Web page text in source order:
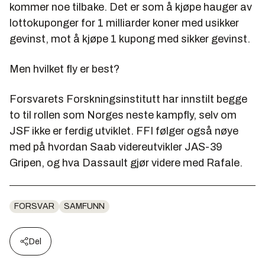
kommer noe tilbake. Det er som å kjøpe hauger av
lottokuponger for 1 milliarder koner med usikker
gevinst, mot å kjøpe 1 kupong med sikker gevinst.
Men hvilket fly er best?
Forsvarets Forskningsinstitutt har innstilt begge
to til rollen som Norges neste kampfly, selv om
JSF ikke er ferdig utviklet. FFI følger også nøye
med på hvordan Saab videreutvikler JAS-39
Gripen, og hva Dassault gjør videre med Rafale.
FORSVAR SAMFUNN
Del